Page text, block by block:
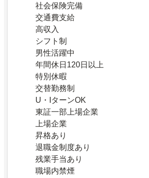
社会保険完備
交通費支給
高収入
シフト制
男性活躍中
年間休日120日以上
特別休暇
交替勤務制
U・IターンOK
東証一部上場企業
上場企業
昇格あり
退職金制度あり
残業手当あり
職場内禁煙